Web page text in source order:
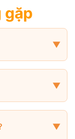
gặp